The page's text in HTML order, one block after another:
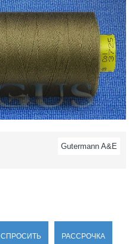
Gutermann A&E
СПРОСИТЬ РАССРОЧКА